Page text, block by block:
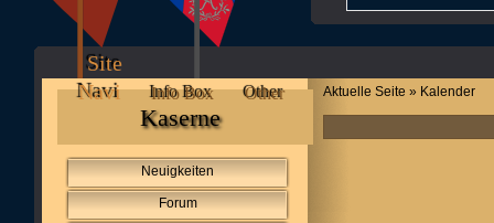
Site
Navi
Info Box Other
Kaserne
Neuigkeiten
Forum
Aktuelle Seite » Kalender